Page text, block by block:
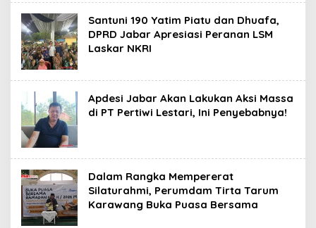
Santuni 190 Yatim Piatu dan Dhuafa,
DPRD Jabar Apresiasi Peranan LSM
Laskar NKRI
Apdesi Jabar Akan Lakukan Aksi Massa
di PT Pertiwi Lestari, Ini Penyebabnya!
Dalam Rangka Mempererat
Silaturahmi, Perumdam Tirta Tarum
Karawang Buka Puasa Bersama